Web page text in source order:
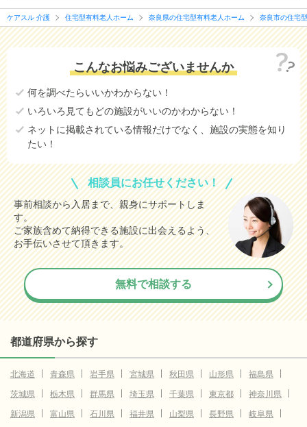
ケアスル 介護 住宅型有料老人ホーム 奈良県の住宅型有料老人ホーム 奈良市の住宅
こんなお悩みございませんか
何を調べたらいいかわからない！
いろいろ見てもどの施設がいいのかわからない！
ネットに掲載されている情報だけでなく、施設の実態を知り
たい！
相談員にお任せください！
事前相談から入居まで、親身にサポートしま
す。
ご家族含めて納得できる施設に出会えるよう、
お手伝いさせて頂きます。
無料で相談する
都道府県から探す
北海道 青森県 岩手県 宮城県 秋田県 山形県
福島県
茨城県
栃木県 群馬県 埼玉県 千葉県 東京都
神奈川県
新潟県
富山県 石川県 福井県 山梨県 長野県
岐阜県